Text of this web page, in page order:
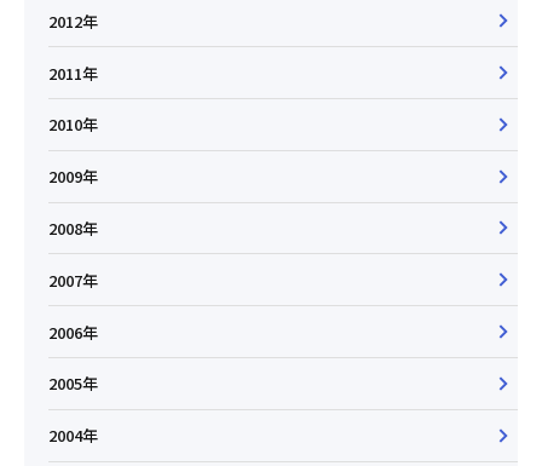
2012年
2011年
2010年
2009年
2008年
2007年
2006年
2005年
2004年